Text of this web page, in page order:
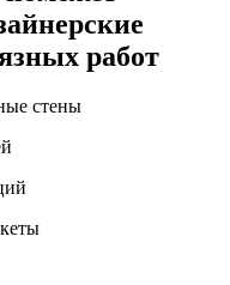
работ
стены